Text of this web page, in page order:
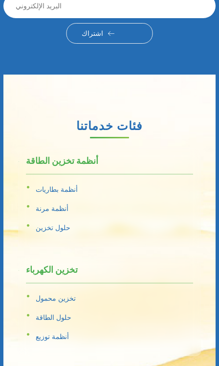
اشتراك
فئات خدماتنا
أنظمة تخزين الطاقة
أنظمة بطاريات
أنظمة مرنة
حلول تخزين
تخزين الكهرباء
تخزين محمول
حلول الطاقة
أنظمة توزيع